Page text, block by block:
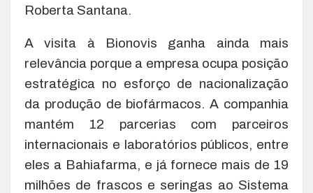
Roberta Santana.
A visita à Bionovis ganha ainda mais
relevância porque a empresa ocupa posição
estratégica no esforço de nacionalização
da produção de biofármacos. A companhia
mantém 12 parcerias com parceiros
internacionais e laboratórios públicos, entre
eles a Bahiafarma, e já fornece mais de 19
milhões de frascos e seringas ao Sistema